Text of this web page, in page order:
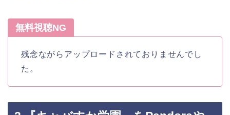
無料視聴NG
残念ながらアップロードされておりませんでし
た。